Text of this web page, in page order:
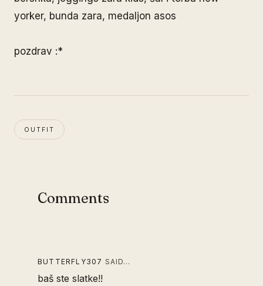
yorker, bunda zara, medaljon asos
pozdrav :*
OUTFIT
Comments
BUTTERFLY307 SAID…
baš ste slatke!!